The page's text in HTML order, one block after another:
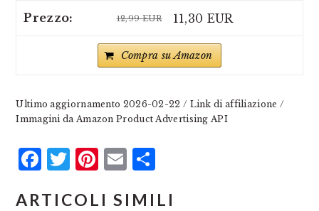
12,99 EUR 11,30 EUR
Compra su Amazon
Ultimo aggiornamento 2026-02-22 / Link di affiliazione /
Immagini da Amazon Product Advertising API
Facebook
Twitter
Pinterest
Email
ARTICOLI SIMILI